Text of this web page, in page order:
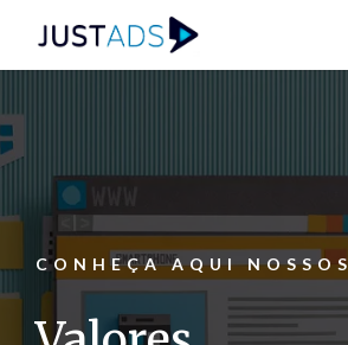
CONHEÇA AQUI NOSSOS